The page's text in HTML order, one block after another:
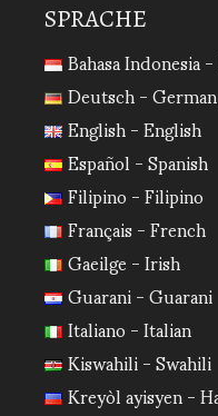
SPRACHE
Bahasa Indonesia
Deutsch - German
English - English
Español - Spanish
Filipino - Filipino
Français - French
Gaeilge - Irish
Guarani - Guarani
Italiano - Italian
Kiswahili - Swahili
Kreyòl ayisyen -